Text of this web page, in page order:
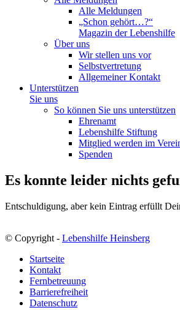
Alle Meldungen
„Schon gehört…?“
Magazin der Lebenshilfe
Über uns
Wir stellen uns vor
Selbstvertretung
Allgemeiner Kontakt
Unterstützen
Sie uns
So können Sie uns unterstützen
Ehrenamt
Lebenshilfe Stiftung
Mitglied werden im
Spenden
Es konnte leider nichts
Entschuldigung, aber kein Eintrag erfüllt
© Copyright - Lebenshilfe Heinsberg
Startseite
Kontakt
Fernbetreuung
Barrierefreiheit
Datenschutz